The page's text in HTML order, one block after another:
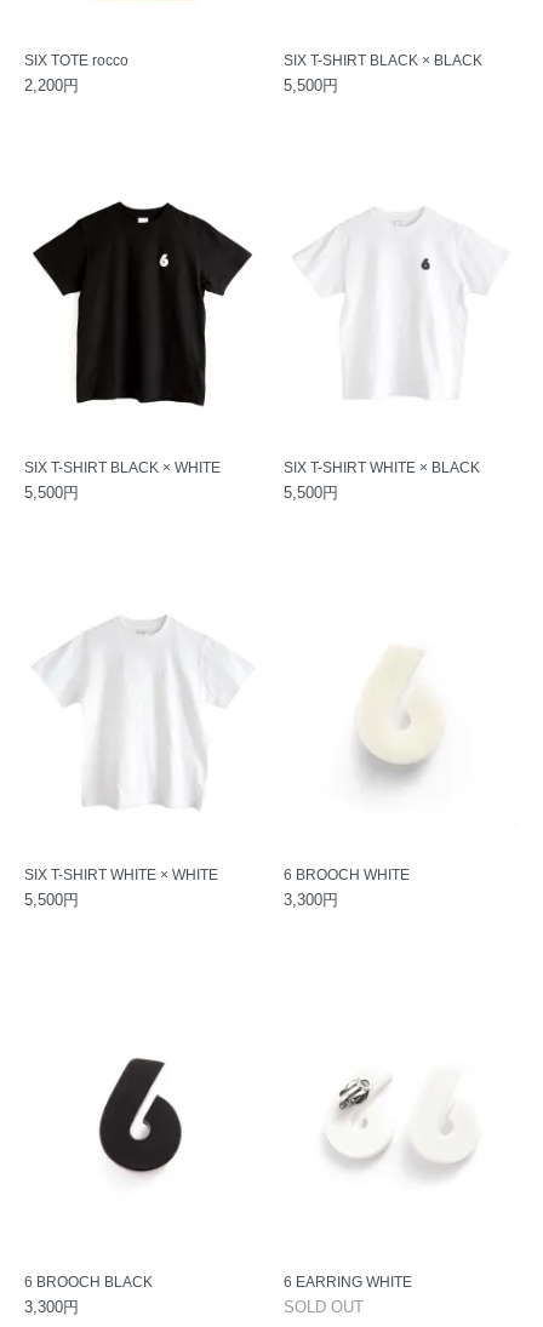
SIX TOTE rocco
2,200円
SIX T-SHIRT BLACK × BLACK
5,500円
SIX T-SHIRT BLACK × WHITE
5,500円
SIX T-SHIRT WHITE × BLACK
5,500円
SIX T-SHIRT WHITE × WHITE
5,500円
6 BROOCH WHITE
3,300円
6 BROOCH BLACK
3,300円
6 EARRING WHITE
SOLD OUT